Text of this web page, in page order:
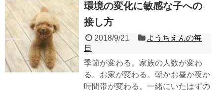
環境の変化に敏感な子への
接し方
2018/9/21
ようちえんの毎
日
季節が変わる。家族の人数が変わ
る。お家が変わる。朝かお昼か夜か
時間帯が変わる。一緒にいたはずの